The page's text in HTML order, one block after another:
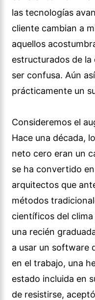
las tecnologías
cliente cambian a
aquellos
estructurados de la
ser confusa. Aún
prácticamente un
Consideremos el
Hace una década,
neto cero eran un
se ha convertido
arquitectos que
métodos
científicos del
una recién
a usar un software
en el trabajo, una
estado incluida en
de resistirse,